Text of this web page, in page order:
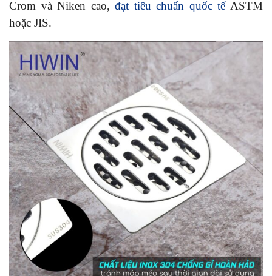
Crom và Niken cao,đạt tiêu chuẩn quốc tếASTM
hoặc JIS.